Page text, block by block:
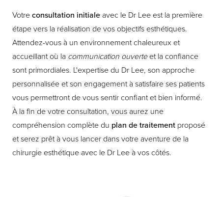
Votreconsultation initiale avec le Dr Lee est la première
étape vers la réalisation de vos objectifs esthétiques.
Attendez-vous à un environnement chaleureux et
accueillant où la communication ouverteet la confiance
sont primordiales. L'expertise du Dr Lee, son approche
personnalisée et son engagement à satisfaire ses patients
vous permettront de vous sentir confiant et bien informé.
À la fin de votre consultation, vous aurez une
compréhension complète du plan de traitement proposé
et serez prêt à vous lancer dans votre aventure de la
chirurgie esthétique avec le Dr Lee à vos côtés.